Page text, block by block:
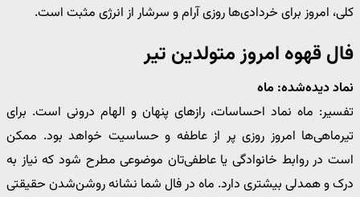
کلی، امروز برای خردادی‌ها روزی آرام و سرشار از انرژی مثبت است.
فال قهوه امروز متولدین تیر
نماد دیده‌شده: ماه
تفسیر: ماه نماد احساسات، رازهای پنهان و الهام درونی است. برای
تیرماهی‌ها امروز روزی پر از عاطفه و حساسیت خواهد بود. ممکن
است در روابط خانوادگی یا عاطفی‌تان موضوعی مطرح شود که نیاز به
درک و همدلی بیشتری دارد. ماه در فال شما نشانه روشن‌شدن حقیقتی